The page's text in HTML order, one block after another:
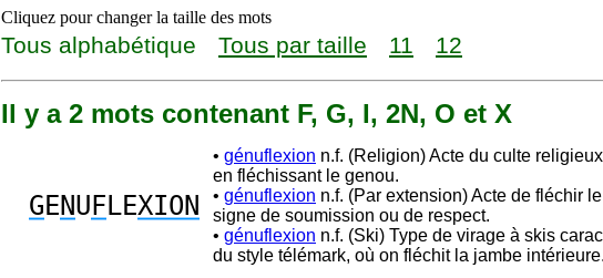
Cliquez pour changer la taille des mots
Tous alphabétique Tous par taille 11 12
Il y a 2 mots contenant F, G, I, 2N, O et X
GENU F LEXION
• génuflexion n.f. (Religion) Acte du culte
en fléchissant le genou.
• génuflexion n.f. (Par extension) Acte de fléchir
signe de soumission ou de respect.
• génuflexion n.f. (Ski) Type de virage à skis
du style télémark, où on fléchit la jambe